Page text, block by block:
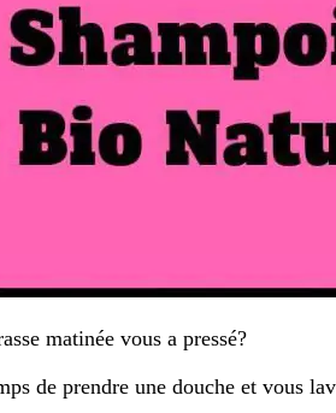
matinée vous a pressé?
de prendre une douche et vous